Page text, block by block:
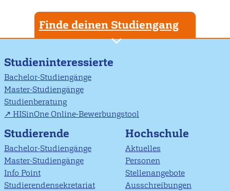
Finde deinen Studiengang
Studieninteressierte
Bachelor-Studiengänge
Master-Studiengänge
Studienberatung
HISinOne Online-Bewerbungstool
Studierende
Bachelor-Studiengänge
Master-Studiengänge
Info Point
Studierendensekretariat
Hochschule
Aktuelles
Personen
Stellenangebote
Ausschreibungen